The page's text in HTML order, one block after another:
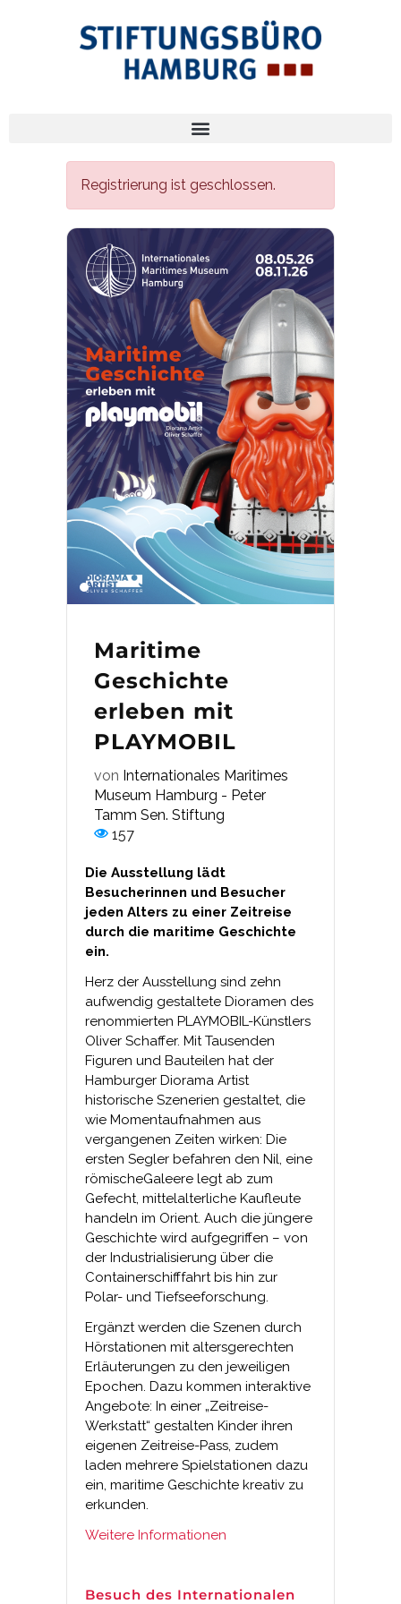
Registrierung ist geschlossen.
Maritime
Geschichte
erleben mit
PLAYMOBIL
von Internationales Maritimes
Museum Hamburg - Peter
Tamm Sen. Stiftung
157
Die Ausstellung lädt
Besucherinnen und Besucher
jeden Alters zu einer Zeitreise
durch die maritime Geschichte
ein.
Herz der Ausstellung sind zehn
aufwendig gestaltete Dioramen des
renommierten PLAYMOBIL-Künstlers
Oliver Schaffer. Mit Tausenden
Figuren und Bauteilen hat der
Hamburger Diorama Artist
historische Szenerien gestaltet, die
wie Momentaufnahmen aus
vergangenen Zeiten wirken: Die
ersten Segler befahren den Nil, eine
römischeGaleere legt ab zum
Gefecht, mittelalterliche Kaufleute
handeln im Orient. Auch die jüngere
Geschichte wird aufgegriffen – von
der Industrialisierung über die
Containerschifffahrt bis hin zur
Polar- und Tiefseeforschung.
Ergänzt werden die Szenen durch
Hörstationen mit altersgerechten
Erläuterungen zu den jeweiligen
Epochen. Dazu kommen interaktive
Angebote: In einer „Zeitreise-
Werkstatt“ gestalten Kinder ihren
eigenen Zeitreise-Pass, zudem
laden mehrere Spielstationen dazu
ein, maritime Geschichte kreativ zu
erkunden.
Weitere Informationen
Besuch des Internationalen